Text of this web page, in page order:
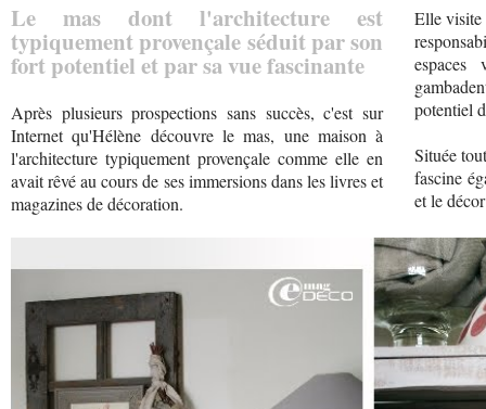
Le mas dont l'architecture est
typiquement provençale séduit par son
fort potentiel et par sa vue fascinante
Après plusieurs prospections sans succès, c'est sur
Internet qu'Hélène découvre le mas, une maison à
l'architecture typiquement provençale comme elle en
avait rêvé au cours de ses immersions dans les livres et
magazines de décoration.
Elle visite
espaces
potentiel
Située
fascine
et le